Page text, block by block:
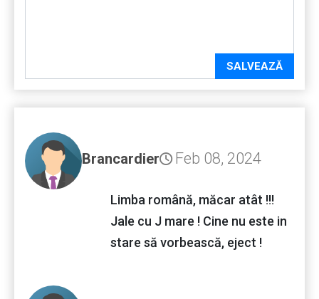
SALVEAZĂ
Brancardier Feb 08, 2024
Limba română, măcar atât !!!
Jale cu J mare ! Cine nu este in
stare să vorbească, eject !